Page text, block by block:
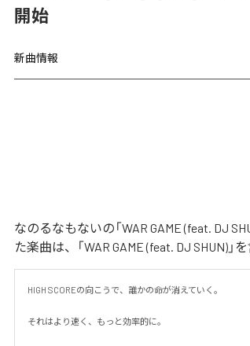
開始
新曲情報
なのるなもないの「WAR GAME (feat. DJ
た楽曲は、「WAR GAME (feat. DJ SHUN)」
HIGH SCOREの向こうで、誰かの命が消えていく。
それはより速く、もっと効率的に。